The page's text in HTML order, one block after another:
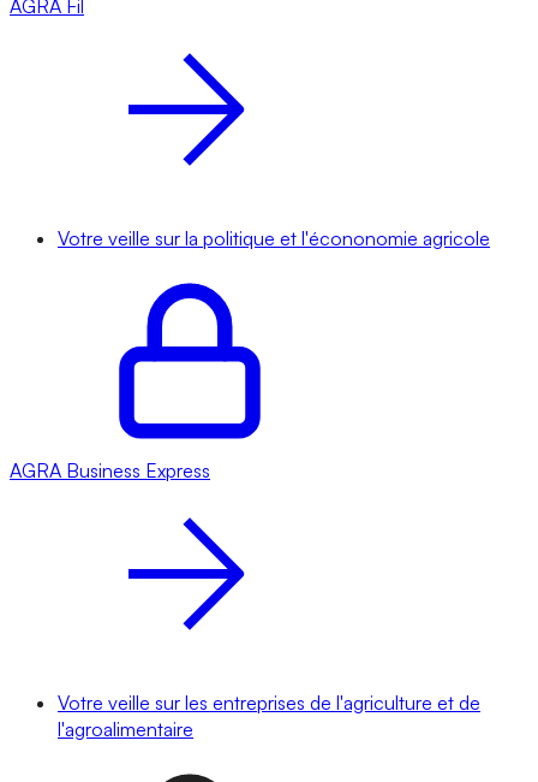
AGRA Fil
Votre veille sur la politique et l'écononomie agricole
AGRA Business Express
Votre veille sur les entreprises de l'agriculture et de
l'agroalimentaire